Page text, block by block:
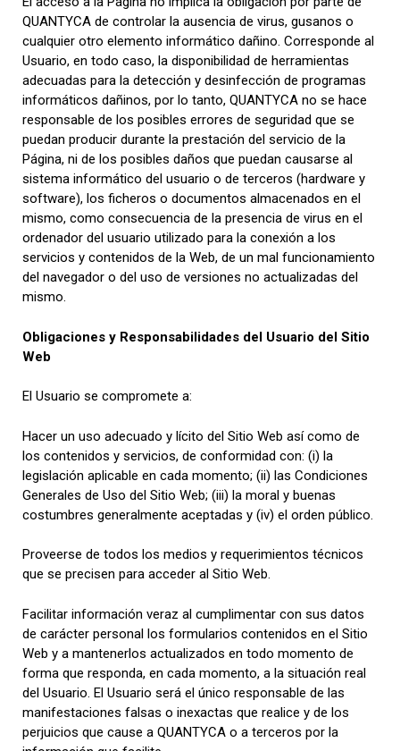
QUANTYCA de controlar la ausencia de virus, gusanos o
cualquier otro elemento informático dañino. Corresponde al
Usuario, en todo caso, la disponibilidad de herramientas
adecuadas para la detección y desinfección de programas
informáticos dañinos, por lo tanto, QUANTYCA no se hace
responsable de los posibles errores de seguridad que se
puedan producir durante la prestación del servicio de la
Página, ni de los posibles daños que puedan causarse al
sistema informático del usuario o de terceros (hardware y
software), los ficheros o documentos almacenados en el
mismo, como consecuencia de la presencia de virus en el
ordenador del usuario utilizado para la conexión a los
servicios y contenidos de la Web, de un mal funcionamiento
del navegador o del uso de versiones no actualizadas del
mismo.
Obligaciones y Responsabilidades del Usuario del Sitio
Web
El Usuario se compromete a:
Hacer un uso adecuado y lícito del Sitio Web así como de
los contenidos y servicios, de conformidad con: (i) la
legislación aplicable en cada momento; (ii) las Condiciones
Generales de Uso del Sitio Web; (iii) la moral y buenas
costumbres generalmente aceptadas y (iv) el orden público.
Proveerse de todos los medios y requerimientos técnicos
que se precisen para acceder al Sitio Web.
Facilitar información veraz al cumplimentar con sus datos
de carácter personal los formularios contenidos en el Sitio
Web y a mantenerlos actualizados en todo momento de
forma que responda, en cada momento, a la situación real
del Usuario. El Usuario será el único responsable de las
manifestaciones falsas o inexactas que realice y de los
perjuicios que cause a QUANTYCA o a terceros por la